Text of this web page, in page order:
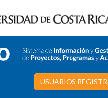
USUARIOS